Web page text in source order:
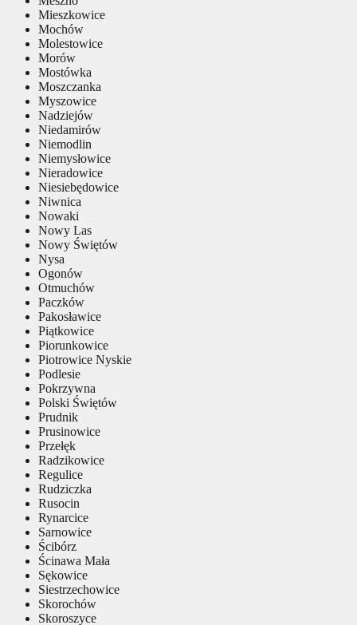
Mieszkowice
Mochów
Molestowice
Morów
Mostówka
Moszczanka
Myszowice
Nadziejów
Niedamirów
Niemodlin
Niemysłowice
Nieradowice
Niesiebędowice
Niwnica
Nowaki
Nowy Las
Nowy Świętów
Nysa
Ogonów
Otmuchów
Paczków
Pakosławice
Piątkowice
Piorunkowice
Piotrowice Nyskie
Podlesie
Pokrzywna
Polski Świętów
Prudnik
Prusinowice
Przełęk
Radzikowice
Regulice
Rudziczka
Rusocin
Rynarcice
Sarnowice
Ścibórz
Ścinawa Mała
Sękowice
Siestrzechowice
Skorochów
Skoroszyce